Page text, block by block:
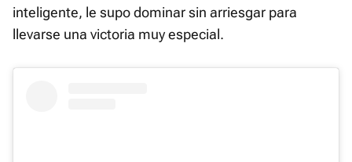
inteligente, le supo dominar sin arriesgar para
llevarse una victoria muy especial.